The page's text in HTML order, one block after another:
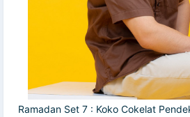
Ramadan Set 7 : Koko Cokelat